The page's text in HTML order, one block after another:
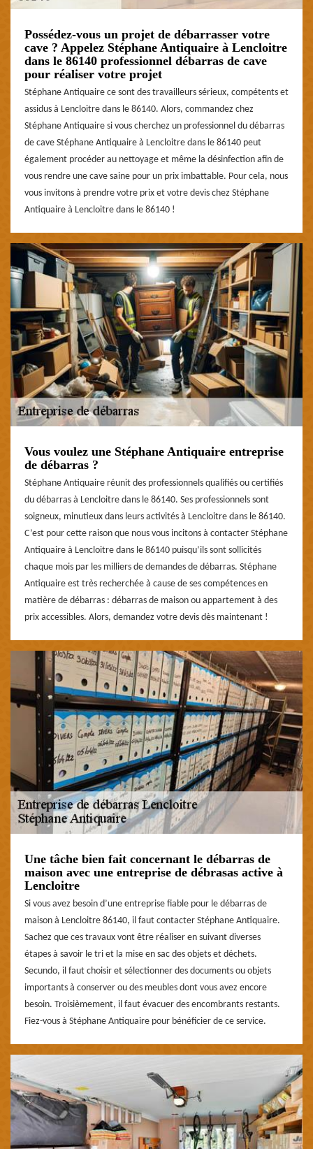
Possédez-vous un projet de débarrasser votre
cave ? Appelez Stéphane Antiquaire à Lencloitre
dans le 86140 professionnel débarras de cave
pour réaliser votre projet
Stéphane Antiquaire ce sont des travailleurs sérieux, compétents et
assidus à Lencloitre dans le 86140. Alors, commandez chez
Stéphane Antiquaire si vous cherchez un professionnel du débarras
de cave Stéphane Antiquaire à Lencloitre dans le 86140 peut
également procéder au nettoyage et même la désinfection afin de
vous rendre une cave saine pour un prix imbattable. Pour cela, nous
vous invitons à prendre votre prix et votre devis chez Stéphane
Antiquaire à Lencloitre dans le 86140 !
Vous voulez une Stéphane Antiquaire entreprise
de débarras ?
Stéphane Antiquaire réunit des professionnels qualifiés ou certifiés
du débarras à Lencloitre dans le 86140. Ses professionnels sont
soigneux, minutieux dans leurs activités à Lencloitre dans le 86140.
C’est pour cette raison que nous vous incitons à contacter Stéphane
Antiquaire à Lencloitre dans le 86140 puisqu’ils sont sollicités
chaque mois par les milliers de demandes de débarras. Stéphane
Antiquaire est très recherchée à cause de ses compétences en
matière de débarras : débarras de maison ou appartement à des
prix accessibles. Alors, demandez votre devis dès maintenant !
Une tâche bien fait concernant le débarras de
maison avec une entreprise de débrasas active à
Lencloitre
Si vous avez besoin d’une entreprise fiable pour le débarras de
maison à Lencloitre 86140, il faut contacter Stéphane Antiquaire.
Sachez que ces travaux vont être réaliser en suivant diverses
étapes à savoir le tri et la mise en sac des objets et déchets.
Secundo, il faut choisir et sélectionner des documents ou objets
importants à conserver ou des meubles dont vous avez encore
besoin. Troisièmement, il faut évacuer des encombrants restants.
Fiez-vous à Stéphane Antiquaire pour bénéficier de ce service.